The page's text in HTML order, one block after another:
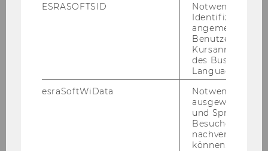
Institut
ESRASOFTSID
Notwendig zur
Identifizierung
angemeldeten
Benutzers im
des Business
Language
esraSoftWiData
Notwendig um
ausgewählte
und
Besuchers
nachverfolgen
können.